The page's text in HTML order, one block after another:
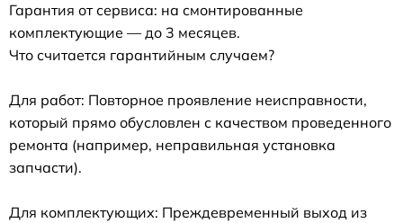
Гарантия от сервиса: на смонтированные
комплектующие — до 3 месяцев.
Что считается гарантийным случаем?
Для работ: Повторное проявление неисправности,
который прямо обусловлен с качеством проведенного
ремонта (например, неправильная установка
запчасти).
Для комплектующих: Преждевременный выход из